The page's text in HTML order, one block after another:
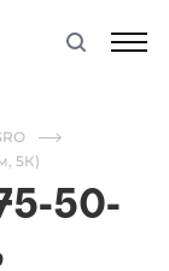
5К)
50-